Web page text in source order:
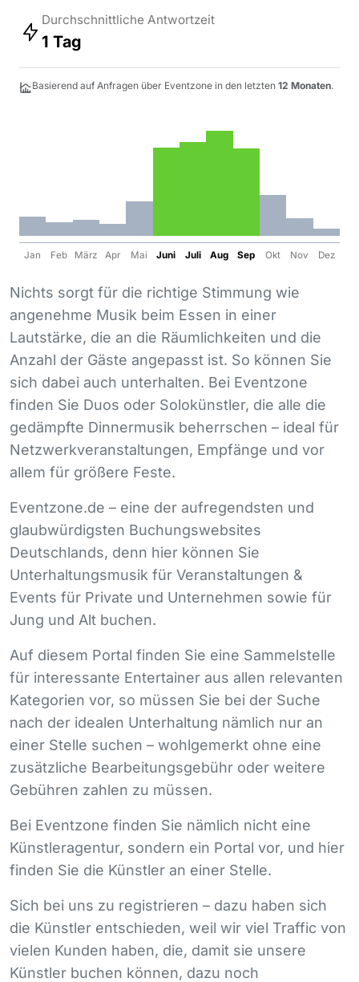
Durchschnittliche Antwortzeit
1 Tag
Basierend auf Anfragen über Eventzone in den letzten 12 Monaten.
Jan Feb März Apr Mai Juni Juli Aug Sep Okt Nov Dez
Nichts sorgt für die richtige Stimmung wie
angenehme Musik beim Essen in einer
Lautstärke, die an die Räumlichkeiten und die
Anzahl der Gäste angepasst ist. So können Sie
sich dabei auch unterhalten. Bei Eventzone
finden Sie Duos oder Solokünstler, die alle die
gedämpfte Dinnermusik beherrschen – ideal für
Netzwerkveranstaltungen, Empfänge und vor
allem für größere Feste.
Eventzone.de – eine der aufregendsten und
glaubwürdigsten Buchungswebsites
Deutschlands, denn hier können Sie
Unterhaltungsmusik für Veranstaltungen &
Events für Private und Unternehmen sowie für
Jung und Alt buchen.
Auf diesem Portal finden Sie eine Sammelstelle
für interessante Entertainer aus allen relevanten
Kategorien vor, so müssen Sie bei der Suche
nach der idealen Unterhaltung nämlich nur an
einer Stelle suchen – wohlgemerkt ohne eine
zusätzliche Bearbeitungsgebühr oder weitere
Gebühren zahlen zu müssen.
Bei Eventzone finden Sie nämlich nicht eine
Künstleragentur, sondern ein Portal vor, und hier
finden Sie die Künstler an einer Stelle.
Sich bei uns zu registrieren – dazu haben sich
die Künstler entschieden, weil wir viel Traffic von
vielen Kunden haben, die, damit sie unsere
Künstler buchen können, dazu noch